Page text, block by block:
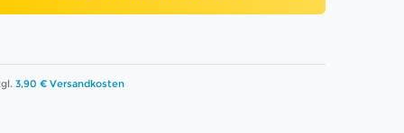
3,90 € Versandkosten